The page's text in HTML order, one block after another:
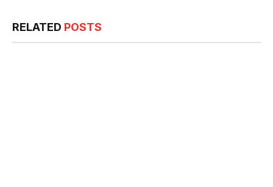
RELATED POSTS